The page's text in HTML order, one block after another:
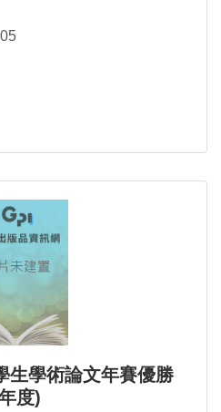
生學術論文年賽優勝
度)